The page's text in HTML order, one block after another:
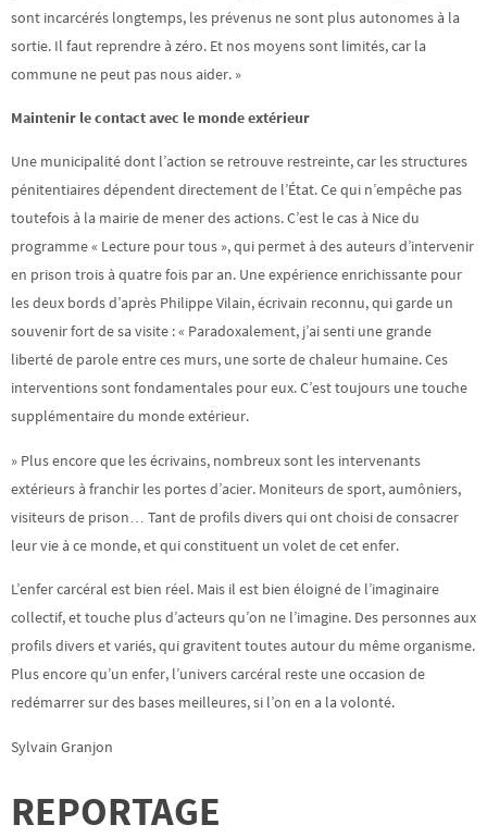
sont incarcérés longtemps, les prévenus ne sont plus autonomes à la
sortie. Il faut reprendre à zéro. Et nos moyens sont limités, car la
commune ne peut pas nous aider. »
Maintenir le contact avec le monde extérieur
Une municipalité dont l’action se retrouve restreinte, car les structures
pénitentiaires dépendent directement de l’État. Ce qui n’empêche pas
toutefois à la mairie de mener des actions. C’est le cas à Nice du
programme « Lecture pour tous », qui permet à des auteurs d’intervenir
en prison trois à quatre fois par an. Une expérience enrichissante pour
les deux bords d’après Philippe Vilain, écrivain reconnu, qui garde un
souvenir fort de sa visite : « Paradoxalement, j’ai senti une grande
liberté de parole entre ces murs, une sorte de chaleur humaine. Ces
interventions sont fondamentales pour eux. C’est toujours une touche
supplémentaire du monde extérieur.
» Plus encore que les écrivains, nombreux sont les intervenants
extérieurs à franchir les portes d’acier. Moniteurs de sport, aumôniers,
visiteurs de prison… Tant de profils divers qui ont choisi de consacrer
leur vie à ce monde, et qui constituent un volet de cet enfer.
L’enfer carcéral est bien réel. Mais il est bien éloigné de l’imaginaire
collectif, et touche plus d’acteurs qu’on ne l’imagine. Des personnes aux
profils divers et variés, qui gravitent toutes autour du même organisme.
Plus encore qu’un enfer, l’univers carcéral reste une occasion de
redémarrer sur des bases meilleures, si l’on en a la volonté.
Sylvain Granjon
REPORTAGE